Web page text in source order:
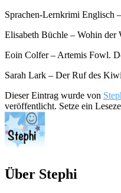
Sprachen-Lernkrimi Englisch
Elisabeth Büchle – Wohin der
Eoin Colfer – Artemis Fowl.
Sarah Lark – Der Ruf des
Dieser Eintrag wurde von
veröffentlicht. Setze ein
Über Stephi